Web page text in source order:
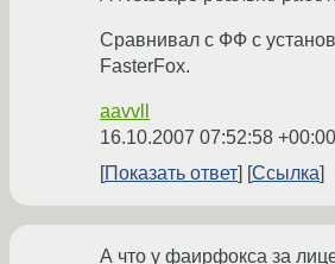
Сравнивал с ФФ с
FasterFox.
aavvll
16.10.2007 07:52:58 +00:00
Показать ответ
Ссылка
А что у фаирфокса за